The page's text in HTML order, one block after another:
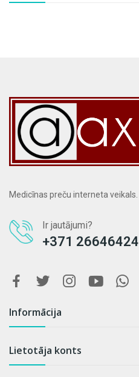
Medicīnas preču interneta veikals.
Ir jautājumi?
+371 26646424
Informācija
Lietotāja konts